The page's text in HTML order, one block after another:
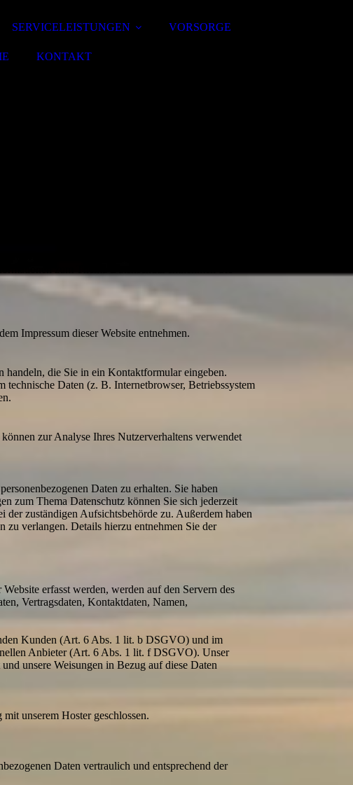
SERVICELEISTUNGEN VORSORGE
KONTAKT
Impressum dieser Website entnehmen.
handeln, die Sie in ein Kontaktformular eingeben.
technische Daten (z. B. Internetbrowser, Betriebssystem
zur Analyse Ihres Nutzerverhaltens verwendet
Daten zu erhalten. Sie haben
zum Thema Datenschutz können Sie sich jederzeit
der zuständigen Aufsichtsbehörde zu. Außerdem haben
zu verlangen. Details hierzu entnehmen Sie der
erfasst werden, werden auf den Servern des
Vertragsdaten, Kontaktdaten, Namen,
Kunden (Art. 6 Abs. 1 lit. b DSGVO) und im
Anbieter (Art. 6 Abs. 1 lit. f DSGVO). Unser
unsere Weisungen in Bezug auf diese Daten
unserem Hoster geschlossen.
Daten vertraulich und entsprechend der